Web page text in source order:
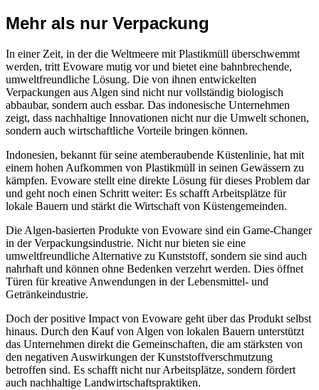
Mehr als nur Verpackung
In einer Zeit, in der die Weltmeere mit Plastikmüll überschwemmt
werden, tritt Evoware mutig vor und bietet eine bahnbrechende,
umweltfreundliche Lösung. Die von ihnen entwickelten
Verpackungen aus Algen sind nicht nur vollständig biologisch
abbaubar, sondern auch essbar. Das indonesische Unternehmen
zeigt, dass nachhaltige Innovationen nicht nur die Umwelt schonen,
sondern auch wirtschaftliche Vorteile bringen können.
Indonesien, bekannt für seine atemberaubende Küstenlinie, hat mit
einem hohen Aufkommen von Plastikmüll in seinen Gewässern zu
kämpfen. Evoware stellt eine direkte Lösung für dieses Problem dar
und geht noch einen Schritt weiter: Es schafft Arbeitsplätze für
lokale Bauern und stärkt die Wirtschaft von Küstengemeinden.
Die Algen-basierten Produkte von Evoware sind ein Game-Changer
in der Verpackungsindustrie. Nicht nur bieten sie eine
umweltfreundliche Alternative zu Kunststoff, sondern sie sind auch
nahrhaft und können ohne Bedenken verzehrt werden. Dies öffnet
Türen für kreative Anwendungen in der Lebensmittel- und
Getränkeindustrie.
Doch der positive Impact von Evoware geht über das Produkt selbst
hinaus. Durch den Kauf von Algen von lokalen Bauern unterstützt
das Unternehmen direkt die Gemeinschaften, die am stärksten von
den negativen Auswirkungen der Kunststoffverschmutzung
betroffen sind. Es schafft nicht nur Arbeitsplätze, sondern fördert
auch nachhaltige Landwirtschaftspraktiken.